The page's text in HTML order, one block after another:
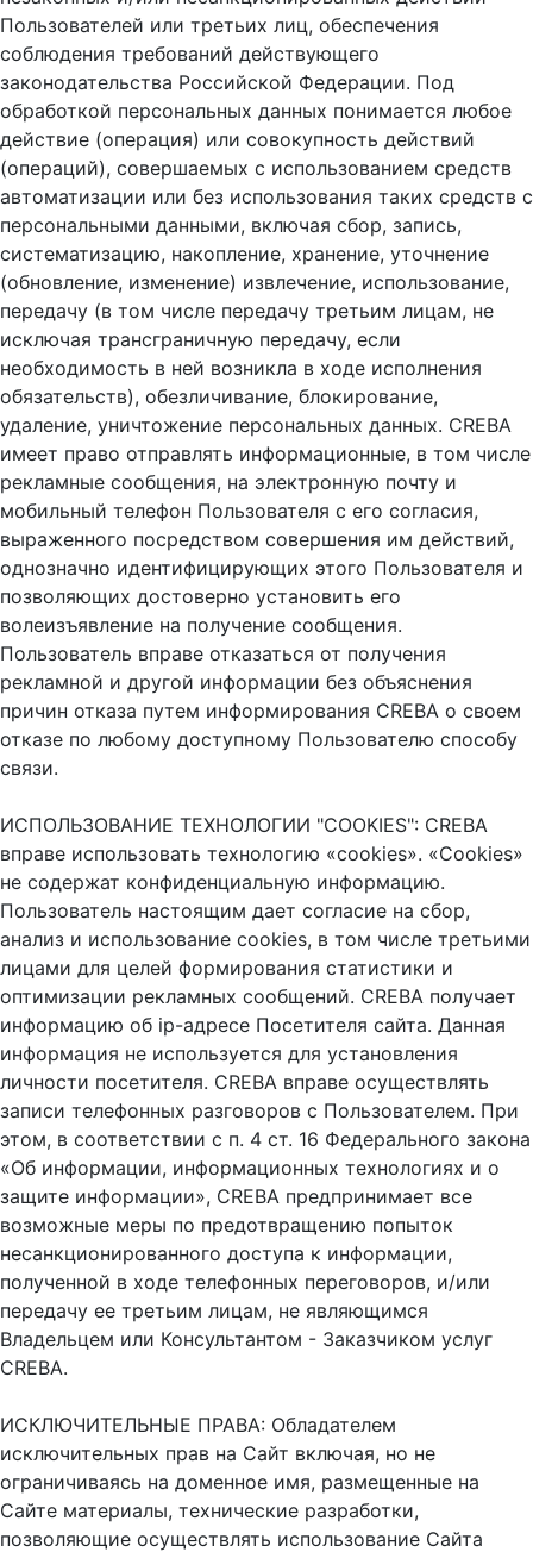
Пользователей или третьих лиц, обеспечения
соблюдения требований действующего
законодательства Российской Федерации. Под
обработкой персональных данных понимается любое
действие (операция) или совокупность действий
(операций), совершаемых с использованием средств
автоматизации или без использования таких средств с
персональными данными, включая сбор, запись,
систематизацию, накопление, хранение, уточнение
(обновление, изменение) извлечение, использование,
передачу (в том числе передачу третьим лицам, не
исключая трансграничную передачу, если
необходимость в ней возникла в ходе исполнения
обязательств), обезличивание, блокирование,
удаление, уничтожение персональных данных. CREBA
имеет право отправлять информационные, в том числе
рекламные сообщения, на электронную почту и
мобильный телефон Пользователя с его согласия,
выраженного посредством совершения им действий,
однозначно идентифицирующих этого Пользователя и
позволяющих достоверно установить его
волеизъявление на получение сообщения.
Пользователь вправе отказаться от получения
рекламной и другой информации без объяснения
причин отказа путем информирования CREBA о своем
отказе по любому доступному Пользователю способу
связи.
ИСПОЛЬЗОВАНИЕ ТЕХНОЛОГИИ "COOKIES": CREBA
вправе использовать технологию «cookies». «Cookies»
не содержат конфиденциальную информацию.
Пользователь настоящим дает согласие на сбор,
анализ и использование cookies, в том числе третьими
лицами для целей формирования статистики и
оптимизации рекламных сообщений. CREBA получает
информацию об ip-адресе Посетителя сайта. Данная
информация не используется для установления
личности посетителя. CREBA вправе осуществлять
записи телефонных разговоров с Пользователем. При
этом, в соответствии с п. 4 ст. 16 Федерального закона
«Об информации, информационных технологиях и о
защите информации», CREBA предпринимает все
возможные меры по предотвращению попыток
несанкционированного доступа к информации,
полученной в ходе телефонных переговоров, и/или
передачу ее третьим лицам, не являющимся
Владельцем или Консультантом - Заказчиком услуг
CREBA.
ИСКЛЮЧИТЕЛЬНЫЕ ПРАВА: Обладателем
исключительных прав на Сайт включая, но не
ограничиваясь на доменное имя, размещенные на
Сайте материалы, технические разработки,
позволяющие осуществлять использование Сайта